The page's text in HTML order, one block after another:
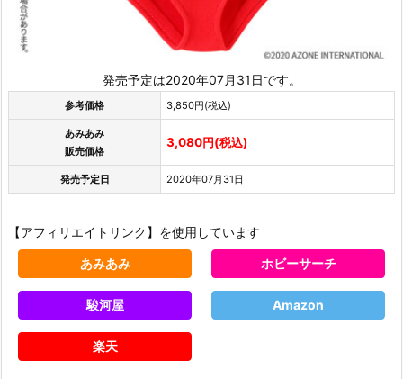
発売予定は2020年07月31日です。
参考価格 3,850円(税込)
あみあみ
販売価格
3,080円(税込)
発売予定日 2020年07月31日
【アフィリエイトリンク】を使用しています
あみあみ ホビーサーチ
駿河屋 Amazon
楽天